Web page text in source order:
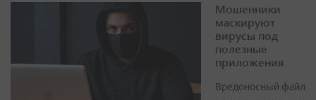
Мошенники
маскируют
вирусы под
полезные
приложения
Вредоносный файл